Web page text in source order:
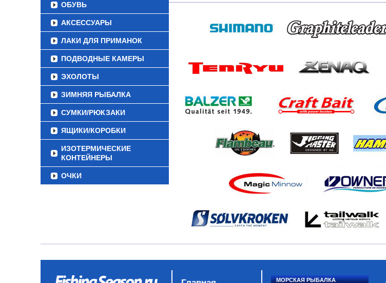
ОБУВЬ
АКСЕССУАРЫ
ЛАКИ ДЛЯ ПРИМАНОК
ПОДВОДНЫЕ КАМЕРЫ
ЭХОЛОТЫ
ЗИМНЯЯ РЫБАЛКА
СУМКИ/РЮКЗАКИ
ЯЩИКИ/КОРОБКИ
ИЗОТЕРМИЧЕСКИЕ
КОНТЕЙНЕРЫ
ОЧКИ
МОРСКАЯ РЫБАЛКА